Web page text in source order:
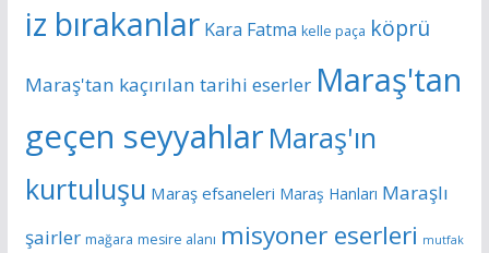
iz bırakanlar Kara Fatma kelle paça köprü
Maraş'tan kaçırılan tarihi eserler Maraş'tan
geçen seyyahlar Maraş'ın
kurtuluşu Maraş efsaneleri Maraş Hanları Maraşlı
şairler mağara mesire alanı misyoner eserleri mutfak